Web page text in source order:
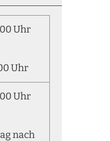
Uhr
Uhr
Uhr
nach